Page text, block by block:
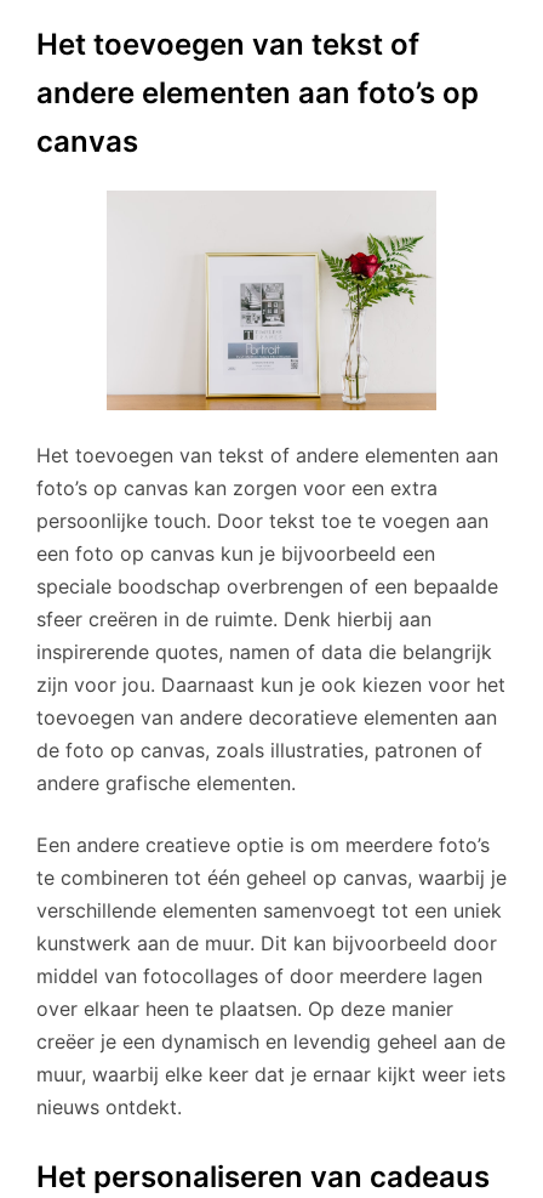
Het toevoegen van tekst of
andere elementen aan foto’s op
canvas
Het toevoegen van tekst of andere elementen aan
foto’s op canvas kan zorgen voor een extra
persoonlijke touch. Door tekst toe te voegen aan
een foto op canvas kun je bijvoorbeeld een
speciale boodschap overbrengen of een bepaalde
sfeer creëren in de ruimte. Denk hierbij aan
inspirerende quotes, namen of data die belangrijk
zijn voor jou. Daarnaast kun je ook kiezen voor het
toevoegen van andere decoratieve elementen aan
de foto op canvas, zoals illustraties, patronen of
andere grafische elementen.
Een andere creatieve optie is om meerdere foto’s
te combineren tot één geheel op canvas, waarbij je
verschillende elementen samenvoegt tot een uniek
kunstwerk aan de muur. Dit kan bijvoorbeeld door
middel van fotocollages of door meerdere lagen
over elkaar heen te plaatsen. Op deze manier
creëer je een dynamisch en levendig geheel aan de
muur, waarbij elke keer dat je ernaar kijkt weer iets
nieuws ontdekt.
Het personaliseren van cadeaus